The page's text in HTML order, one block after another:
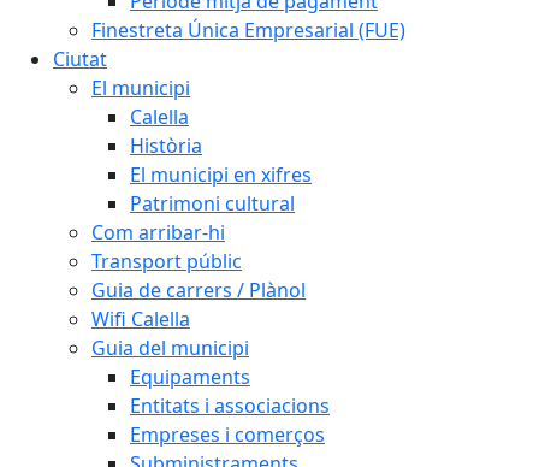
Finestreta Única Empresarial (FUE)
Ciutat
El municipi
Calella
Història
El municipi en xifres
Patrimoni cultural
Com arribar-hi
Transport públic
Guia de carrers / Plànol
Wifi Calella
Guia del municipi
Equipaments
Entitats i associacions
Empreses i comerços